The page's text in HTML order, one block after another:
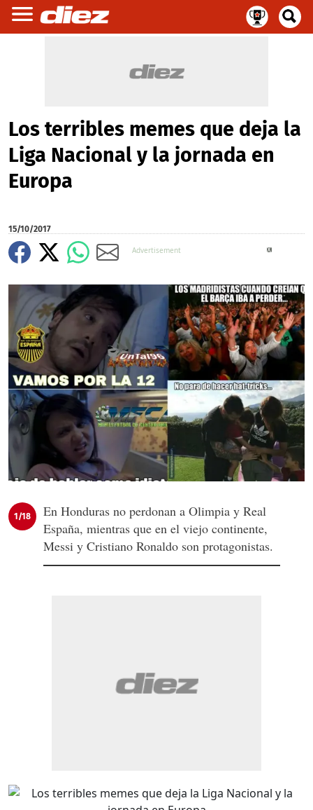
Los terribles memes que deja la
Liga Nacional y la jornada en
Europa
15/10/2017
1/18
En Honduras no perdonan a Olimpia y Real
España, mientras que en el viejo continente,
Messi y Cristiano Ronaldo son protagonistas.
X